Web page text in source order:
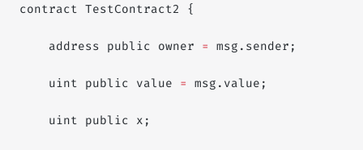
contract TestContract2 {
address public owner = msg.sender;
uint public value = msg.value;
uint public x;